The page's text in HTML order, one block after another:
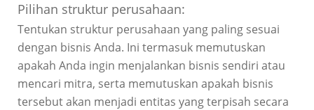
Pilihan struktur perusahaan:
Tentukan struktur perusahaan yang paling sesuai
dengan bisnis Anda. Ini termasuk memutuskan
apakah Anda ingin menjalankan bisnis sendiri atau
mencari mitra, serta memutuskan apakah bisnis
tersebut akan menjadi entitas yang terpisah secara